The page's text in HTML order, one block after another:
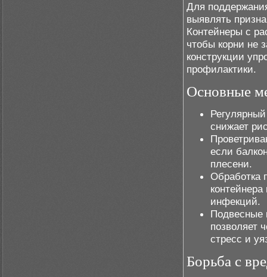
Для
выявлять
Контейнеры с
чтобы корни не
конструкции
профилактики.
Основные
снижает
если
плесени.
Обработка
инфекций.
Подвесные
позволяет
стресс и
Борьба с